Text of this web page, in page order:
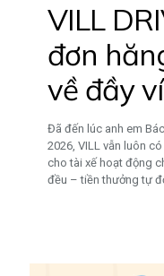
VILL
đơn
về đầy ví
Đã đến lúc anh em
2026, VILL vẫn luôn
cho tài xế hoạt động
đều – tiền thưởng tự